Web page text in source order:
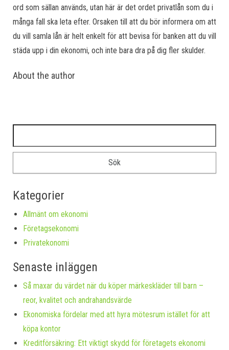
ord som sällan används, utan här är det ordet privatlån som du i
många fall ska leta efter. Orsaken till att du bör informera om att
du vill samla lån är helt enkelt för att bevisa för banken att du vill
städa upp i din ekonomi, och inte bara dra på dig fler skulder.
About the author
Kategorier
Allmänt om ekonomi
Företagsekonomi
Privatekonomi
Senaste inläggen
Så maxar du värdet när du köper märkeskläder till barn –
reor, kvalitet och andrahandsvärde
Ekonomiska fördelar med att hyra mötesrum istället för att
köpa kontor
Kreditförsäkring: Ett viktigt skydd för företagets ekonomi